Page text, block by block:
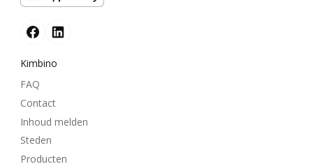
Kimbino
FAQ
Contact
Inhoud melden
Steden
Producten